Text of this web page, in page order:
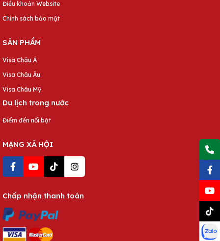
Điều khoản Website
Chính sách bảo mật
SẢN PHẨM
Visa Châu Á
Visa Châu Âu
Visa Châu Mỹ
Du lịch trong nước
Điểm đến nổi bật
MẠNG XÃ HỘI
Chấp nhận thanh toán